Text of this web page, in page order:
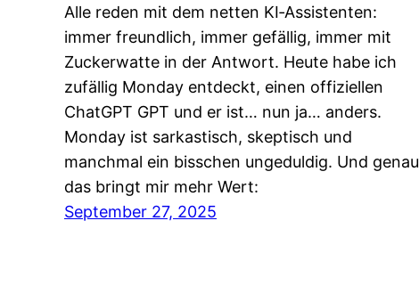
Alle reden mit dem netten KI‑Assistenten:
immer freundlich, immer gefällig, immer mit
Zuckerwatte in der Antwort. Heute habe ich
zufällig Monday entdeckt, einen offiziellen
ChatGPT GPT und er ist… nun ja… anders.
Monday ist sarkastisch, skeptisch und
manchmal ein bisschen ungeduldig. Und genau
das bringt mir mehr Wert:
September 27, 2025